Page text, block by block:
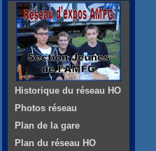
Historique du réseau HO
Photos réseau
Plan de la gare
Plan du réseau HO